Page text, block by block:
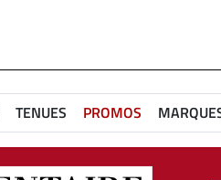
TENUES PROMOS